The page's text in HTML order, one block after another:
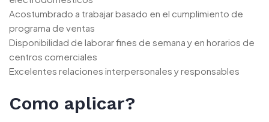
Acostumbrado a trabajar basado en el cumplimiento de
programa de ventas
Disponibilidad de laborar fines de semana y en horarios de
centros comerciales
Excelentes relaciones interpersonales y responsables
Como aplicar?